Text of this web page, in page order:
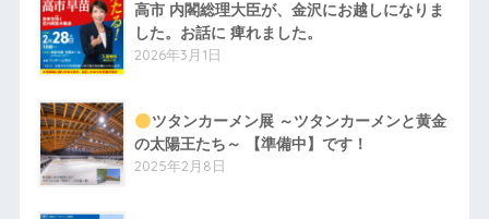
高市 内閣総理大臣が、金沢にお越しになりま
した。お話に 痺れました。
2026年3月1日
ツタンカーメン展 ～ツタンカーメンと黄金
の太陽王たち～ 【準備中】です！
2025年2月8日